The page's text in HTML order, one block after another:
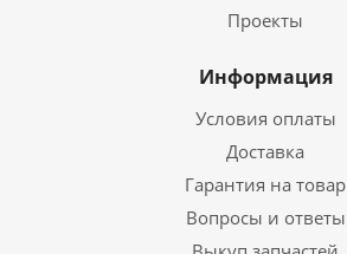
Проекты
Информация
Условия оплаты
Доставка
Гарантия на товар
Вопросы и ответы